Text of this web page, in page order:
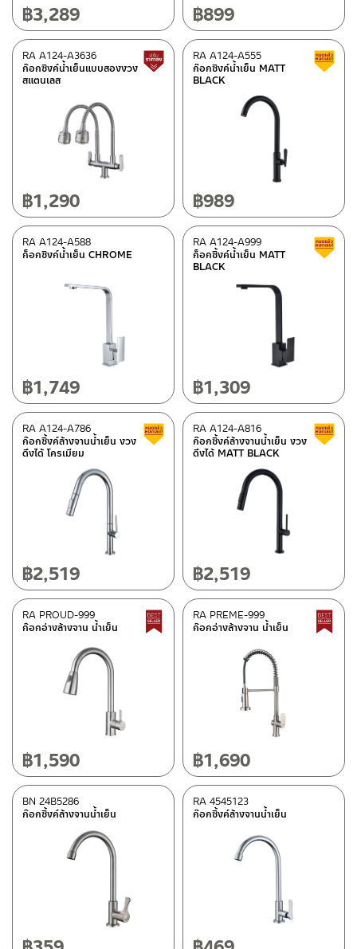
฿3,289 ฿899
ก๊อกซิงค์น้ำเย็นแบบสองงวง
สแตนเลส
RA A124-A3636 สินค้าปรับราคาลดลง
฿1,290
ก๊อกซิงค์น้ำเย็น MATT
BLACK
RA A124-A555
฿989
ก็อกซิงก์น้ำเย็น CHROME
RA A124-A588
฿1,749
ก็อกซิ้งค์น้ำเย็น MATT
BLACK
RA A124-A999
฿1,309
ก๊อกซิ้งค์ล้างจานน้ำเย็น งวง
ดึงได้ โครเมียม
RA A124-A786 สินค้าลดราคา เคลียร์สต็อก
฿2,519
ก๊อกซิ้งค์ล้างจานน้ำเย็น งวง
ดึงได้ MATT BLACK
RA A124-A816
฿2,519
ก๊อกอ่างล้างจาน น้ำเย็น
RA PROUD-999 Best Seller สินค้าขายดี
฿1,590
ก๊อกอ่างล้างจาน น้ำเย็น
RA PREME-999
฿1,690
ก๊อกซิ้งค์ล้างจานน้ำเย็น
BN 24B5286
ก๊อกซิ้งค์ล้างจานน้ำเย็น
RA 4545123